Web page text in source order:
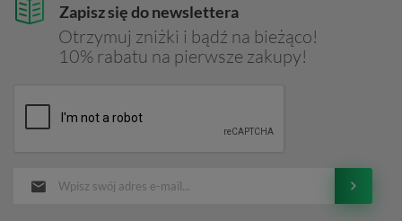
Zapisz się do newslettera
Otrzymuj zniżki i bądź na bieżąco!
10% rabatu na pierwsze zakupy!